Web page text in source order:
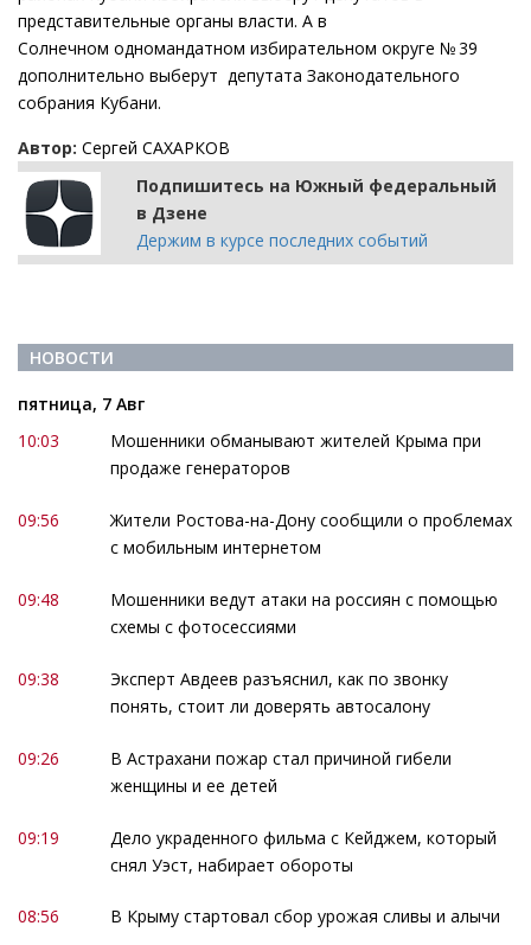
представительные органы власти. А в
Солнечном одномандатном избирательном округе № 39
дополнительно выберут депутата Законодательного
собрания Кубани.
Автор: Сергей САХАРКОВ
Подпишитесь на Южный федеральный
в Дзене
Держим в курсе последних событий
НОВОСТИ
пятница, 7 Авг
10:03
Мошенники обманывают жителей Крыма при
продаже генераторов
09:56
Жители Ростова-на-Дону сообщили о проблемах
с мобильным интернетом
09:48
Мошенники ведут атаки на россиян с помощью
схемы с фотосессиями
09:38
Эксперт Авдеев разъяснил, как по звонку
понять, стоит ли доверять автосалону
09:26
В Астрахани пожар стал причиной гибели
женщины и ее детей
09:19
Дело украденного фильма с Кейджем, который
снял Уэст, набирает обороты
08:56 В Крыму стартовал сбор урожая сливы и алычи